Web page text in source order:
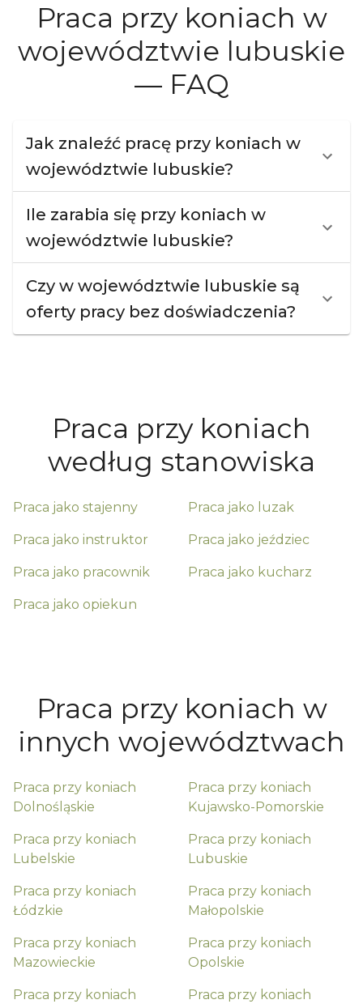
Praca przy koniach w
województwie lubuskie
— FAQ
Jak znaleźć pracę przy koniach w
województwie lubuskie?
Ile zarabia się przy koniach w
województwie lubuskie?
Czy w województwie lubuskie są
oferty pracy bez doświadczenia?
Praca przy koniach
według stanowiska
Praca jako stajenny Praca jako luzak
Praca jako instruktor Praca jako jeździec
Praca jako pracownik Praca jako kucharz
Praca jako opiekun
Praca przy koniach w
innych województwach
Praca przy koniach
Dolnośląskie
Praca przy koniach
Kujawsko-Pomorskie
Praca przy koniach
Lubelskie
Praca przy koniach
Lubuskie
Praca przy koniach
Łódzkie
Praca przy koniach
Małopolskie
Praca przy koniach
Mazowieckie
Praca przy koniach
Opolskie
Praca przy koniach
Praca przy koniach